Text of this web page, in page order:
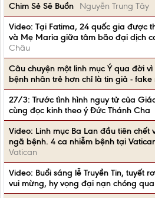
Chim Sẻ Sẽ Buồn
Nguyễn Trung Tây
Video: Tại Fatima, 24 quốc gia được
và Mẹ Maria giữa tâm bão đại dịch
Châu
Câu chuyện một linh mục Ý qua đời
bệnh nhân trẻ hơn chỉ là tin giả - fake
27/3: Trước tình hình nguy tử của
cùng đọc kinh theo ý Đức Thánh Cha
Video: Linh mục Ba Lan đầu tiên chết
ngã bệnh. 4 ca nhiễm bệnh tại
Vatican
Video: Buổi sáng lễ Truyền Tin, tuyết
vui mừng, hy vọng đại nạn chóng qua